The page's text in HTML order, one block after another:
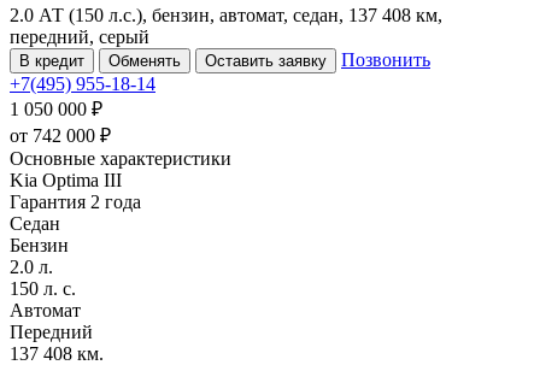
2.0 АТ (150 л.с.), бензин, автомат, седан, 137 408 км,
передний, серый
В кредит Обменять Оставить заявку
Позвонить
+7(495) 955-18-14
1 050 000 ₽
от 742 000 ₽
Основные характеристики
Kia Optima III
Гарантия 2 года
Седан
Бензин
2.0 л.
150 л. с.
Автомат
Передний
137 408 км.